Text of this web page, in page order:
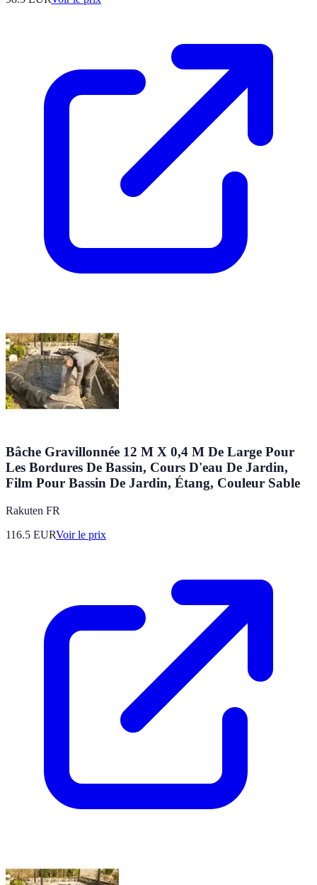
Bâche Gravillonnée 12 M X 0,4 M De Large Pour
Les Bordures De Bassin, Cours D'eau De Jardin,
Film Pour Bassin De Jardin, Étang, Couleur Sable
Rakuten FR
116.5 EURVoir le prix